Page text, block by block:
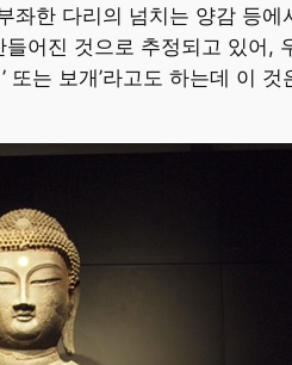
좌한 다리의 넘치는 양감 등
어진 것으로 추정되고 있어,
’ 또는 보개’라고도 하는데